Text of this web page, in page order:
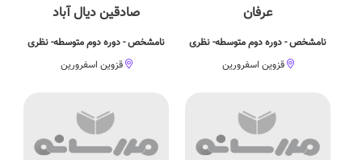
عرفان
نامشخص - دوره دوم متوسطه- نظری
قزوین اسفرورین
صادقین دیال آباد
نامشخص - دوره دوم متوسطه- نظری
قزوین اسفرورین